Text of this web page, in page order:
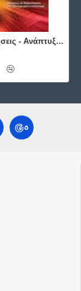
300+x ασκήσεις - Ανάπτυξη Εφαρμογών σε Προγραμματιστικό Περιβάλλον ΕΛΛΗΝΟΕΚΔΟΤΙΚΗ